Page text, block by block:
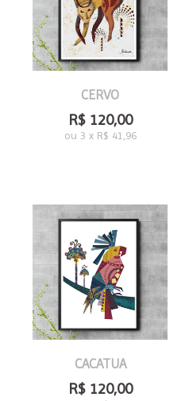
CERVO
R$ 120,00
ou 3 x R$ 41,96
CACATUA
R$ 120,00